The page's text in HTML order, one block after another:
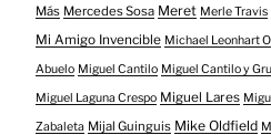
Más Mercedes Sosa Meret Merle Travis
Mi Amigo Invencible Michael Leonhart
Abuelo Miguel Cantilo Miguel Cantilo y
Miguel Laguna Crespo Miguel Lares
Zabaleta Mijal Guinguis Mike Oldfield